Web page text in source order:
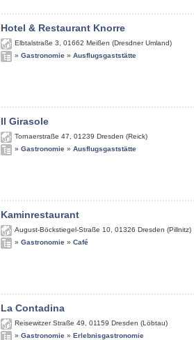
Hotel & Restaurant Knorre
Elbtalstraße 3 01662 Meißen (Dresdner Umland)
» Gastronomie » Ausflugsgaststätte
Il Girasole
Tornaerstraße 47 01239 Dresden (Reick)
» Gastronomie » Ausflugsgaststätte
Kaminrestaurant
August-Böckstiegel-Straße 10 01326 Dresden (Pillnitz)
» Gastronomie » Café
La Contadina
Reisewitzer Straße 49 01159 Dresden (Löbtau)
» Gastronomie » Erlebnisgastronomie